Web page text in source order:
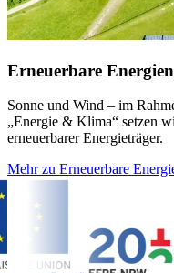
Erneuerbare Energien
Sonne und Wind – im
„Energie & Klima“ setzen
erneuerbarer Energieträger.
Mehr zu Erneuerbare